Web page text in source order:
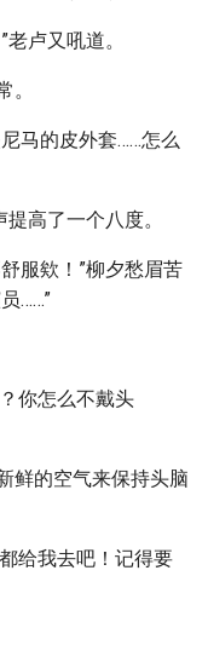
卢又吼道。
马的皮外套……怎么
高了一个八度。
服欸！”柳夕愁眉苦
……”
你怎么不戴头
鲜的空气来保持头脑
给我去吧！记得要